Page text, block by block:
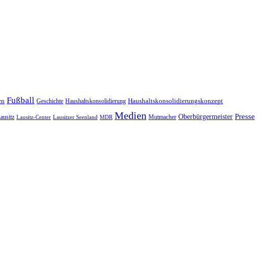
Fußball Geschichte Haushaltskonsolidierung Haushaltskonsolidierungskonzept
Lausitz-Center Lausitzer Seenland MDR Medien Mutmacher Oberbürgermeister Presse